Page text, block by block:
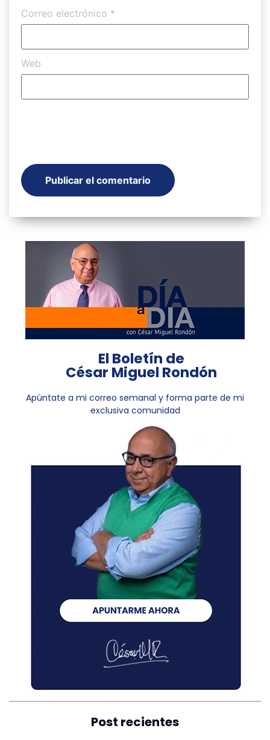
Correo electrónico *
Web
El Boletín de
César Miguel Rondón
Apúntate a mi correo semanal y forma parte de mi
exclusiva comunidad
Post recientes